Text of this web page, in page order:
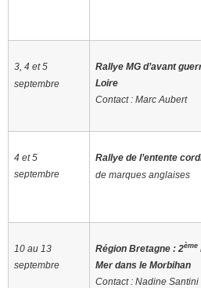
3, 4 et 5
septembre
Rallye MG d’avant
Loire
Contact : Marc Aubert
4 et 5
septembre
Rallye de l’entente
de marques anglaises
10 au 13
septembre
Région Bretagne : 2ème
Mer dans le Morbihan
Contact : Nadine Santini